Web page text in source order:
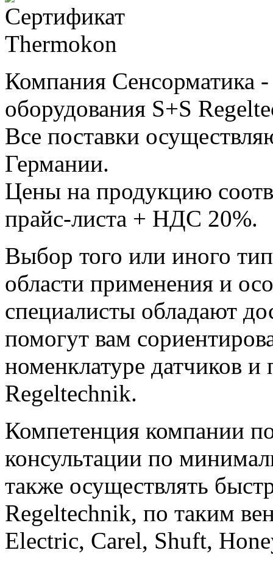
Компания Сенсорматика
оборудования S+S
Все поставки
Германии.
Цены на продукцию
прайс-листа + НДС 20%.
Выбор того или иного
области применения и
специалисты обладают
помогут вам
номенклатуре датчиков и
Regeltechnik.
Компетенция компании
консультации по
также осуществлять
Regeltechnik, по таким
Electric, Carel, Shuft,